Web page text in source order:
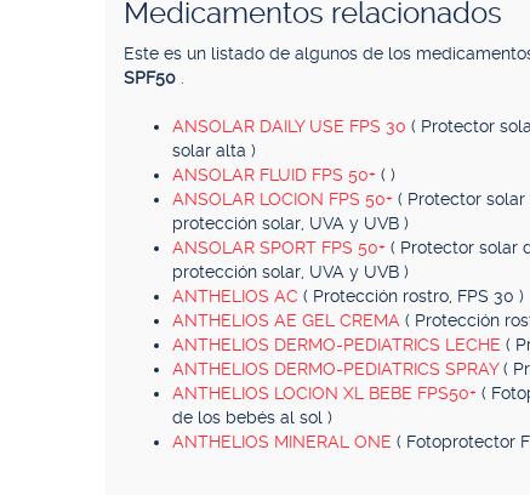
Medicamentos relacionados
Este es un listado de algunos de los
SPF50
ANSOLAR DAILY USE FPS 30 ( Protector
solar alta )
ANSOLAR FLUID FPS 50+ ( )
ANSOLAR LOCION FPS 50+ ( Protector
protección solar, UVA y UVB )
ANSOLAR SPORT FPS 50+ ( Protector solar
protección solar, UVA y UVB )
ANTHELIOS AC ( Protección rostro, FPS 30 )
ANTHELIOS AE GEL CREMA ( Protección
ANTHELIOS DERMO-PEDIATRICS LECHE (
ANTHELIOS DERMO-PEDIATRICS SPRAY(
ANTHELIOS LOCION XL BEBE FPS50+ (
de los bebés al sol )
ANTHELIOS MINERAL ONE ( Fotoprotector